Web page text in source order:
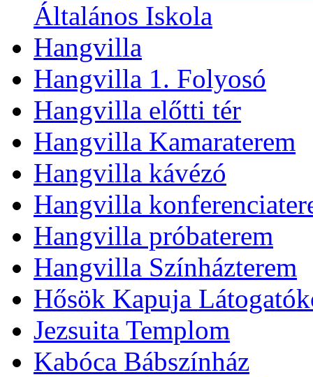
Általános Iskola
Hangvilla
Hangvilla 1. Folyosó
Hangvilla előtti tér
Hangvilla Kamaraterem
Hangvilla kávézó
Hangvilla
Hangvilla próbaterem
Hangvilla Színházterem
Hősök Kapuja
Jezsuita Templom
Kabóca Bábszínház